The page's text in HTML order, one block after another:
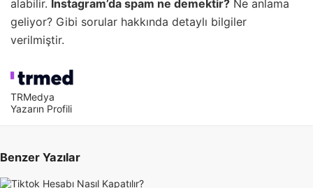
alabilir. Instagram’da spam ne demektir? Ne anlama
geliyor? Gibi sorular hakkında detaylı bilgiler
verilmiştir.
TRMedya
Yazarın Profili
Benzer Yazılar